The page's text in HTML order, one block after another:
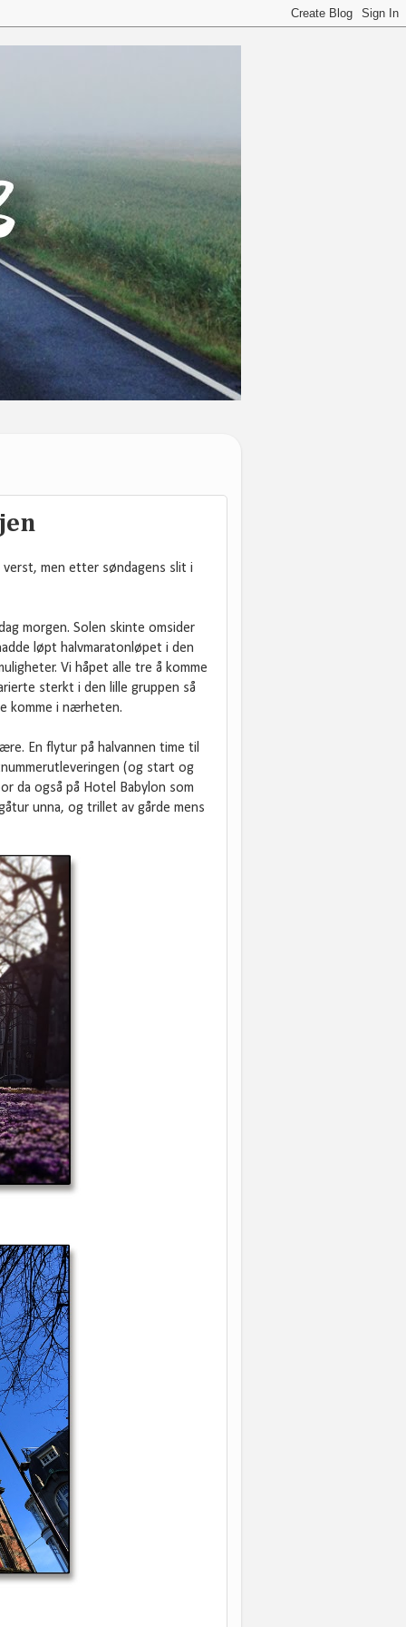
verst, men etter søndagens slit i
morgen. Solen skinte omsider
løpt halvmaratonløpet i den
Vi håpet alle tre å komme
sterkt i den lille gruppen så
komme i nærheten.
En flytur på halvannen time til
(og start og
da også på Hotel Babylon som
unna, og trillet av gårde mens